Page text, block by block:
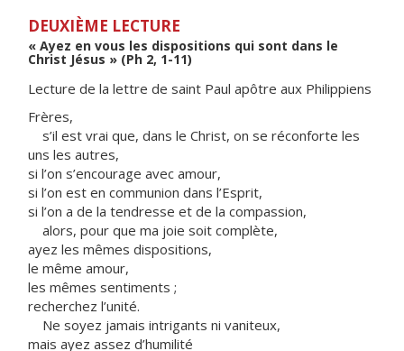
DEUXIÈME LECTURE
« Ayez en vous les dispositions qui sont dans le
Christ Jésus » (Ph 2, 1-11)
Lecture de la lettre de saint Paul apôtre aux Philippiens
Frères,
s’il est vrai que, dans le Christ, on se réconforte les
uns les autres,
si l’on s’encourage avec amour,
si l’on est en communion dans l’Esprit,
si l’on a de la tendresse et de la compassion,
alors, pour que ma joie soit complète,
ayez les mêmes dispositions,
le même amour,
les mêmes sentiments ;
recherchez l’unité.
Ne soyez jamais intrigants ni vaniteux,
mais ayez assez d’humilité